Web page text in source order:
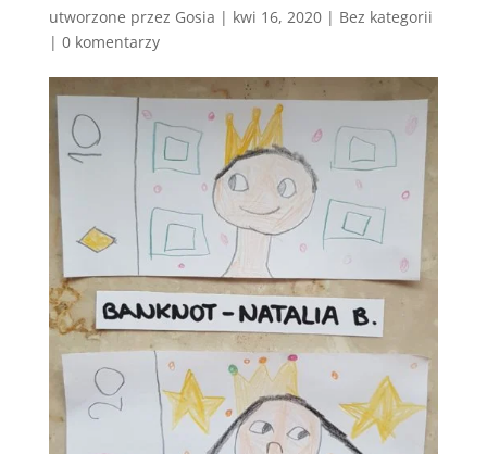
utworzone przez Gosia | kwi 16, 2020| Bez kategorii
| 0 komentarzy